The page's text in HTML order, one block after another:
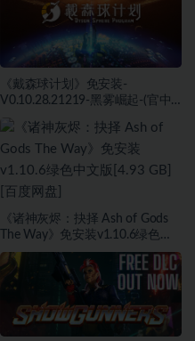
《戴森球计划》免安装-
V0.10.28.21219-黑雾崛起-(官中)
《诸神灰烬：抉择 Ash of Gods
The Way》免安装v1.10.6绿色中
文版[4.93 GB][百度网盘]